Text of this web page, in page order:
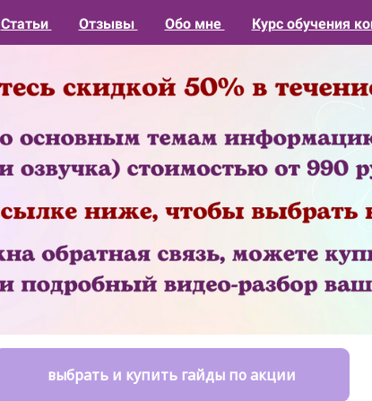
Статьи Отзывы Обо мне Курс обучения
выбрать и купить гайды по акции